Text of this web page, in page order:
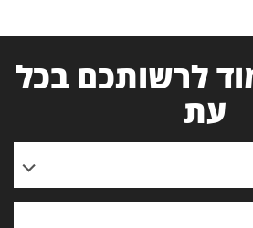
לרשותכם בכל
עת